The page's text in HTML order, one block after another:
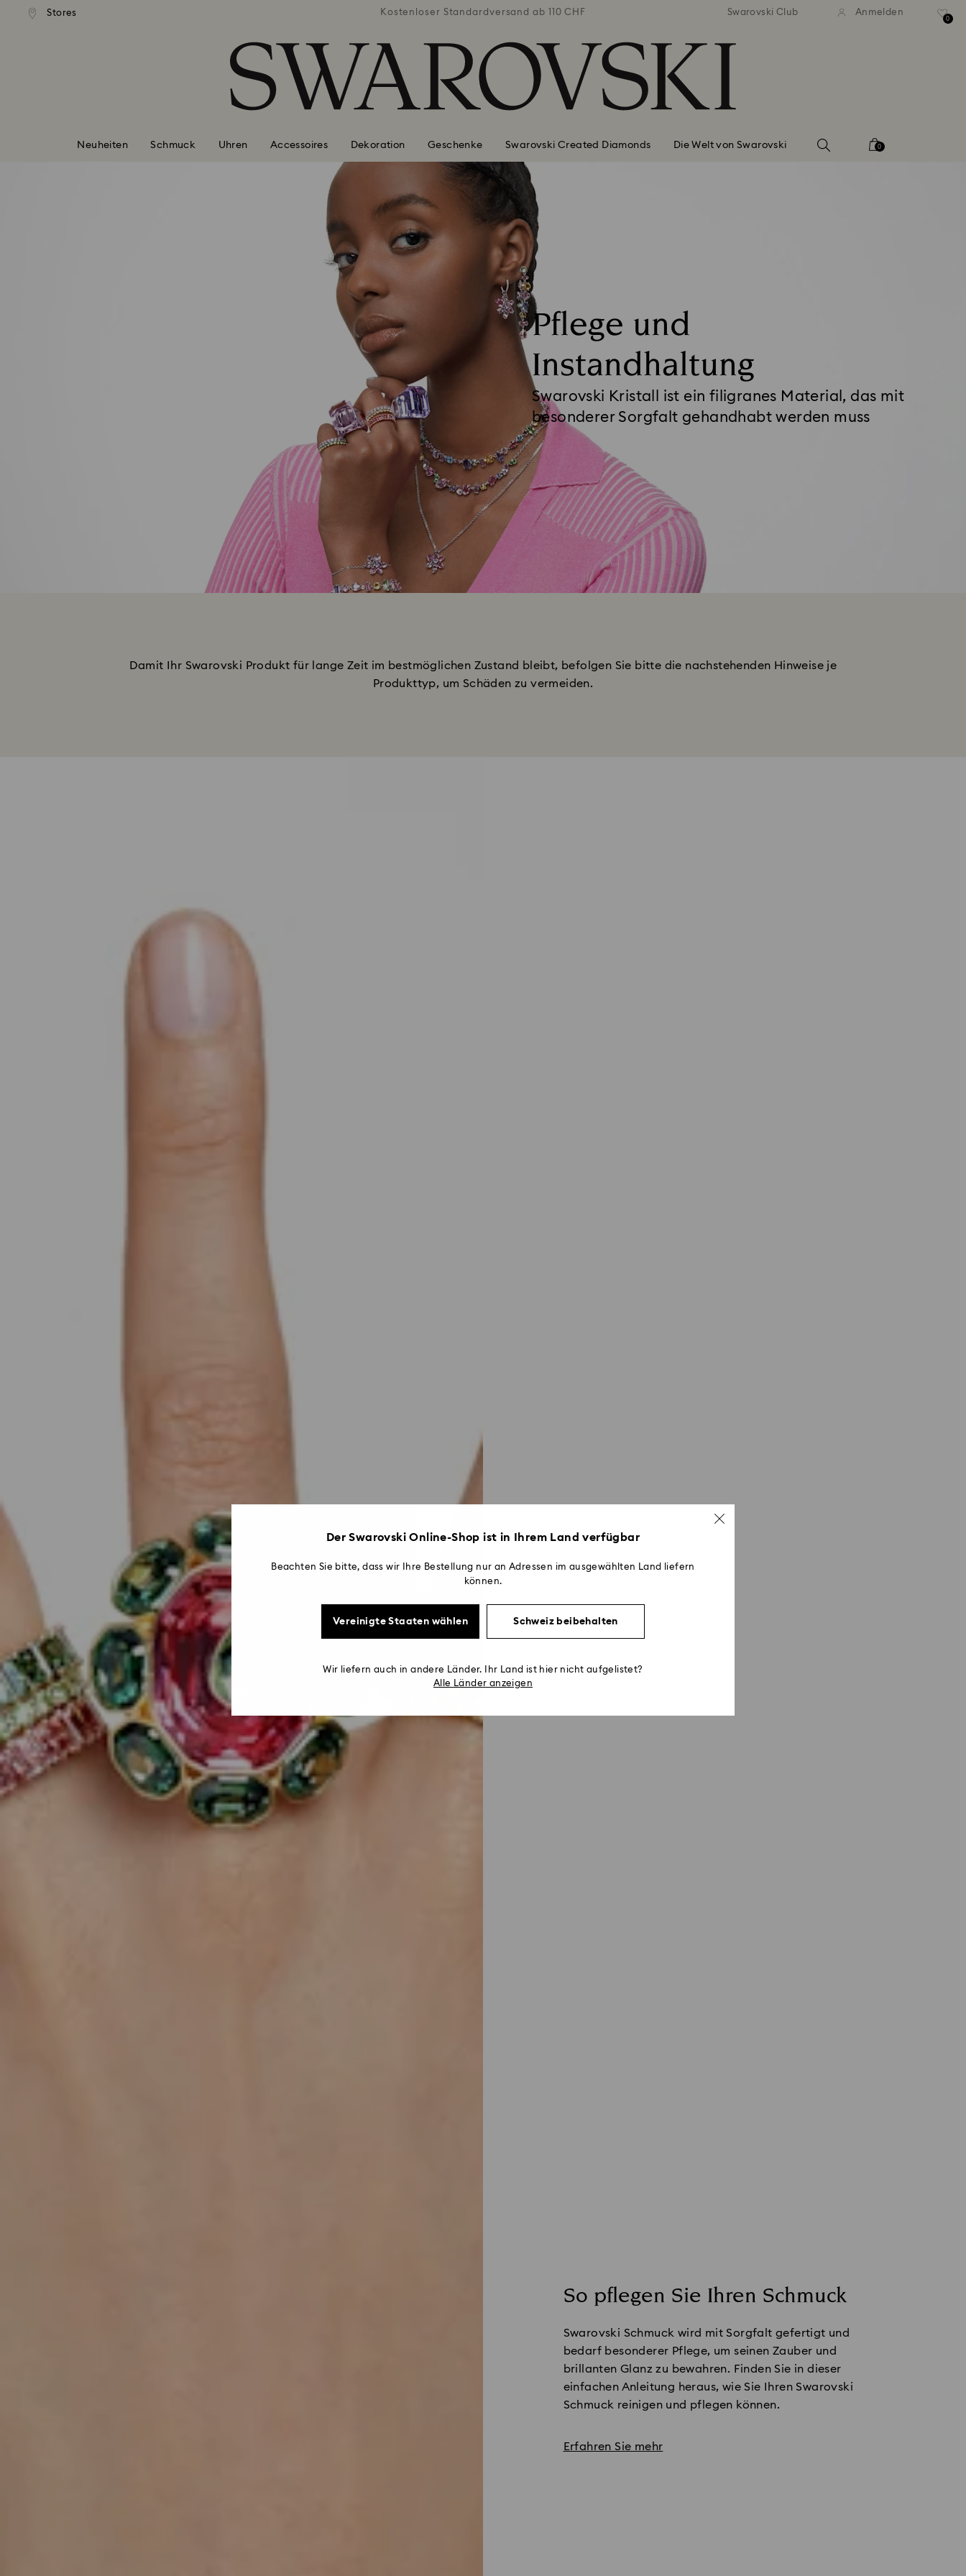
Liste Tastaturkürzel
Stores
Standardversand ab 110 CHF Kostenloser Standardversand ab 110 CHF Kostenloser Standardversand ab 110 CHF Kostenloser Standardversand
Swarovski Club Anmelden
0
Neuheiten Schmuck Uhren Accessoires Dekoration Geschenke Swarovski Created Diamonds Die Welt von Swarovski 0
Pflege und
Instandhaltung
Swarovski Kristall ist ein filigranes Material, das mit
besonderer Sorgfalt gehandhabt werden muss
Damit Ihr Swarovski Produkt für lange Zeit im bestmöglichen Zustand bleibt, befolgen Sie bitte die nachstehenden Hinweise je
Produkttyp, um Schäden zu vermeiden.
So pflegen Sie Ihren Schmuck
Swarovski Schmuck wird mit Sorgfalt gefertigt und
bedarf besonderer Pflege, um seinen Zauber und
brillanten Glanz zu bewahren. Finden Sie in dieser
einfachen Anleitung heraus, wie Sie Ihren Swarovski
Schmuck reinigen und pflegen können.
Erfahren Sie mehr
Der Swarovski Online-Shop ist in Ihrem Land verfügbar
Beachten Sie bitte, dass wir Ihre Bestellung nur an Adressen im ausgewählten Land liefern
können.
Vereinigte Staaten wählen Schweiz beibehalten
Wir liefern auch in andere Länder. Ihr Land ist hier nicht aufgelistet?
Alle Länder anzeigen